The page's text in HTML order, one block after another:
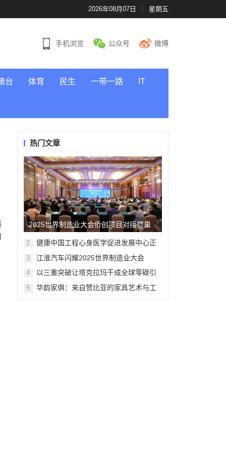
2026年08月07日 星期五
手机浏览 公众号 微博
台 体育 民生 一带一路 IT
热门文章
2025世界制造业大会侨创项目对接暨巢
湖侨创会在合肥举行
2
健康中国工程心身医学促进发展中心正
3 江淮汽车闪耀2025世界制造业大会
4
以三重突破让塔克拉玛干成全球零碳引
案
5
华韵家俱：来自赞比亚的家具艺术与工